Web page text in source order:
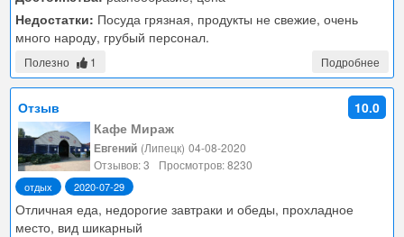
Недостатки: Посуда грязная, продукты не свежие, очень
много народу, грубый персонал.
Полезно 1 Подробнее
Отзыв
10.0
Кафе Мираж
Евгений (Липецк) 04-08-2020
Отзывов: 3
Просмотров: 8230
отдых 2020-07-29
Отличная еда, недорогие завтраки и обеды, прохладное
место, вид шикарный